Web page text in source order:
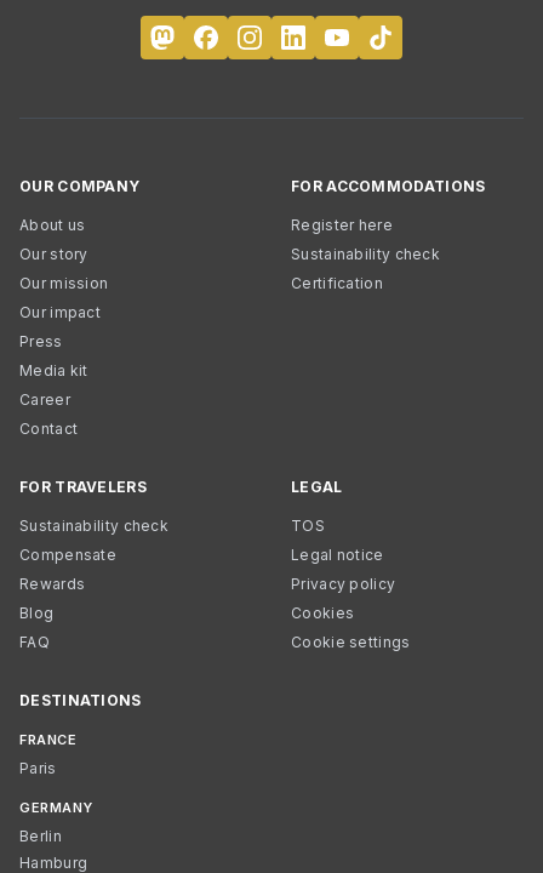
OUR COMPANY
About us
Our story
Our mission
Our impact
Press
Media kit
Career
Contact
FOR ACCOMMODATIONS
Register here
Sustainability check
Certification
FOR TRAVELERS
Sustainability check
Compensate
Rewards
Blog
FAQ
LEGAL
TOS
Legal notice
Privacy policy
Cookies
Cookie settings
DESTINATIONS
FRANCE
Paris
GERMANY
Berlin
Hamburg